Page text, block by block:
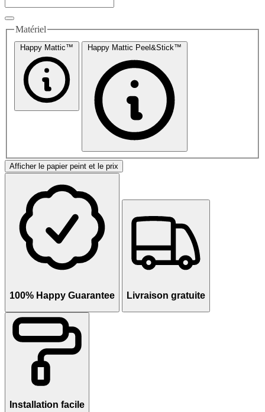
Matériel
Happy Mattic™ Happy Mattic Peel&Stick™
Afficher le papier peint et le prix
100% Happy Guarantee Livraison gratuite
Installation facile